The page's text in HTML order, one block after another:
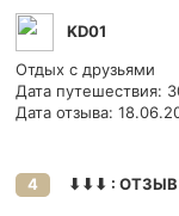
KD01
Отдых с друзьями
Дата путешествия:
Дата отзыва:
4 ⬇⬇⬇ : ОТЗЫВ